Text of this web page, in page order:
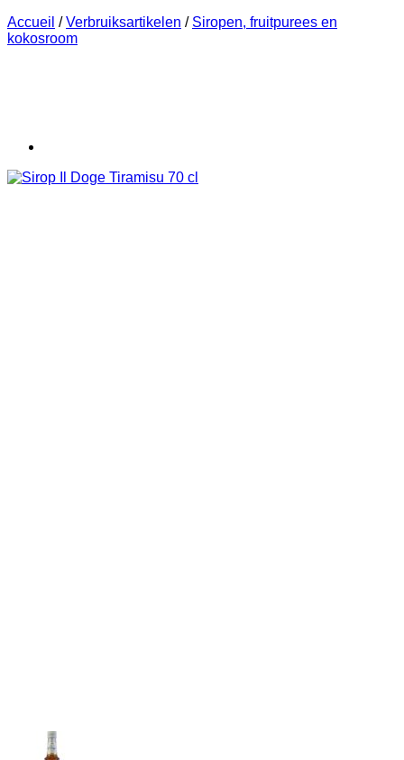
Accueil / Verbruiksartikelen / Siropen, fruitpurees en
kokosroom